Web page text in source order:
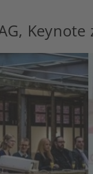
Keynote